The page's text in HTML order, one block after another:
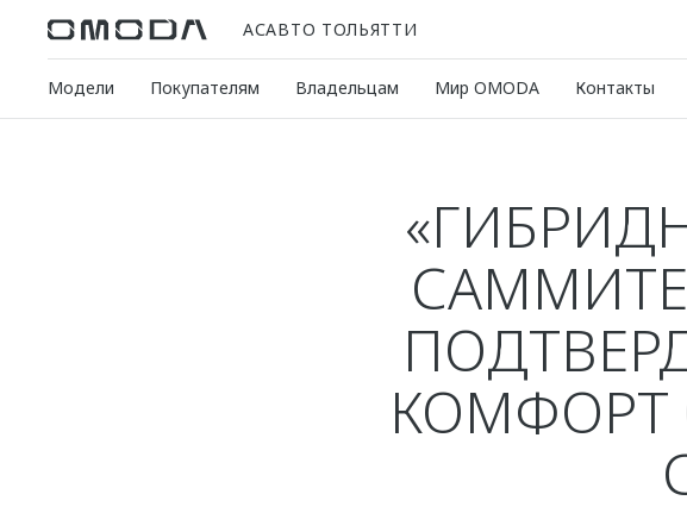
АСАВТО ТОЛЬЯТТИ
Модели Покупателям Владельцам Мир OMODA Контакты
САММИТЕ
КОМФОРТ